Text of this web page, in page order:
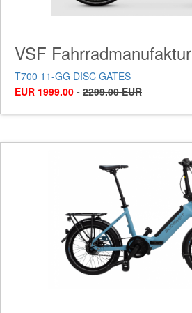
VSF Fahrradmanufaktur
T700 11-GG DISC GATES
EUR 1999.00 - 2299.00 EUR